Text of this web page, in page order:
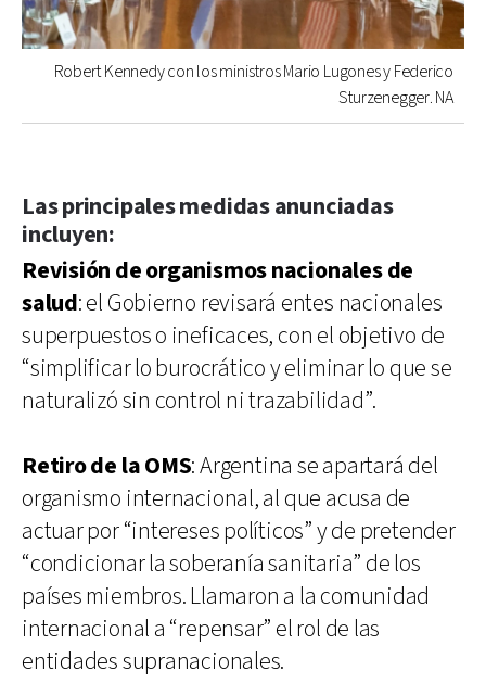
Robert Kennedy con los ministros Mario Lugones y Federico
Sturzenegger. NA
Las principales medidas anunciadas
incluyen:
Revisión de organismos nacionales de
salud: el Gobierno revisará entes nacionales
superpuestos o ineficaces, con el objetivo de
“simplificar lo burocrático y eliminar lo que se
naturalizó sin control ni trazabilidad”.
Retiro de la OMS: Argentina se apartará del
organismo internacional, al que acusa de
actuar por “intereses políticos” y de pretender
“condicionar la soberanía sanitaria” de los
países miembros. Llamaron a la comunidad
internacional a “repensar” el rol de las
entidades supranacionales.